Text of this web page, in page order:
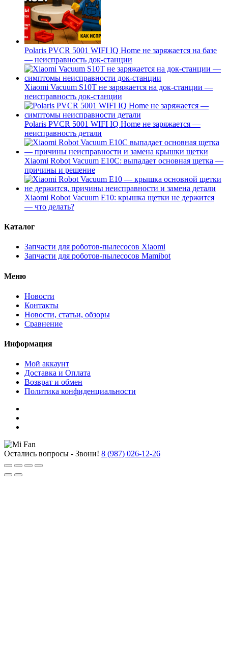
Polaris PVCR 5001 WIFI IQ Home не заряжается на базе
— неисправность док-станции
Xiaomi Vacuum S10T не заряжается на док-станции —
неисправность док-станции
Polaris PVCR 5001 WIFI IQ Home не заряжается —
неисправность детали
Xiaomi Robot Vacuum E10C: выпадает основная щетка —
причины и решение
Xiaomi Robot Vacuum E10: крышка щетки не держится
— что делать?
Каталог
Запчасти для роботов-пылесосов Xiaomi
Запчасти для роботов-пылесосов Mamibot
Меню
Новости
Контакты
Новости, статьи, обзоры
Сравнение
Информация
Мой аккаунт
Доставка и Оплата
Возврат и обмен
Политика конфиденциальности
Остались вопросы - Звони! 8 (987) 026-12-26